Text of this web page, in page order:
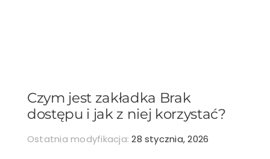
Czym jest zakładka Brak
dostępu i jak z niej korzystać?
Ostatnia modyfikacja:28 stycznia, 2026